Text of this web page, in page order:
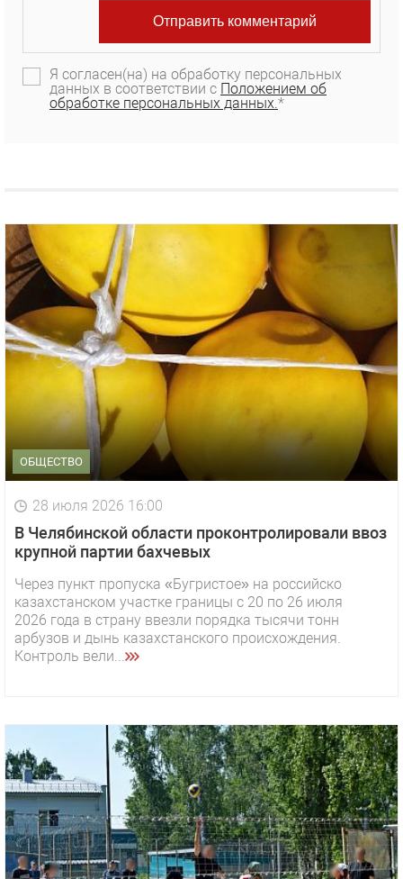
Я согласен(на) на обработку персональных
данных в соответствии с Положением об
обработке персональных данных.*
ОБЩЕСТВО
28 июля 2026 16:00
В Челябинской области проконтролировали ввоз
крупной партии бахчевых
Через пункт пропуска «Бугристое» на российско
казахстанском участке границы с 20 по 26 июля
2026 года в страну ввезли порядка тысячи тонн
арбузов и дынь казахстанского происхождения.
Контроль вели...